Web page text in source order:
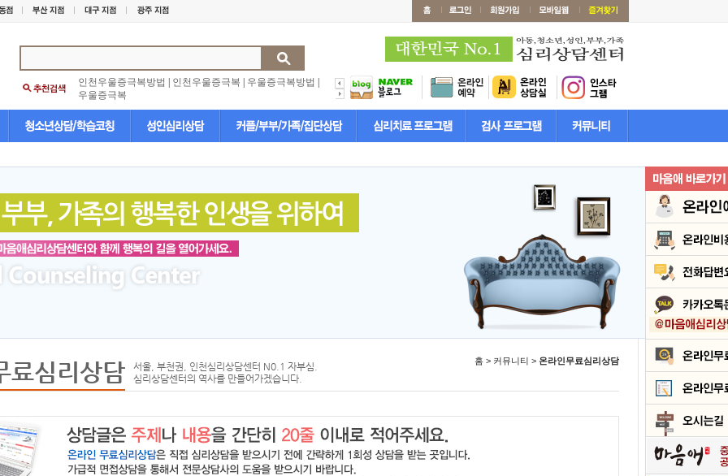
인천우울증극복방법 인천우울증극복 우울증극복방법
우울증극복
료심리상담
서울, 부천권, 인천심리상담센터 N0.1 자부심.
심리상담센터의 역사를 만들어가겠습니다.
홈 > 커뮤니티 > 온라인무료심리상담